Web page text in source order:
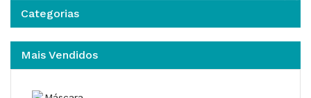
Categorias
Mais Vendidos